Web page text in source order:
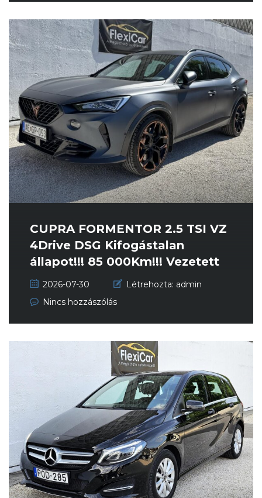
CUPRA FORMENTOR 2.5 TSI VZ
4Drive DSG Kifogástalan
állapot!!! 85 000Km!!! Vezetett
sz...2026-07-30 Létrehozta: admin
Nincs hozzászólás